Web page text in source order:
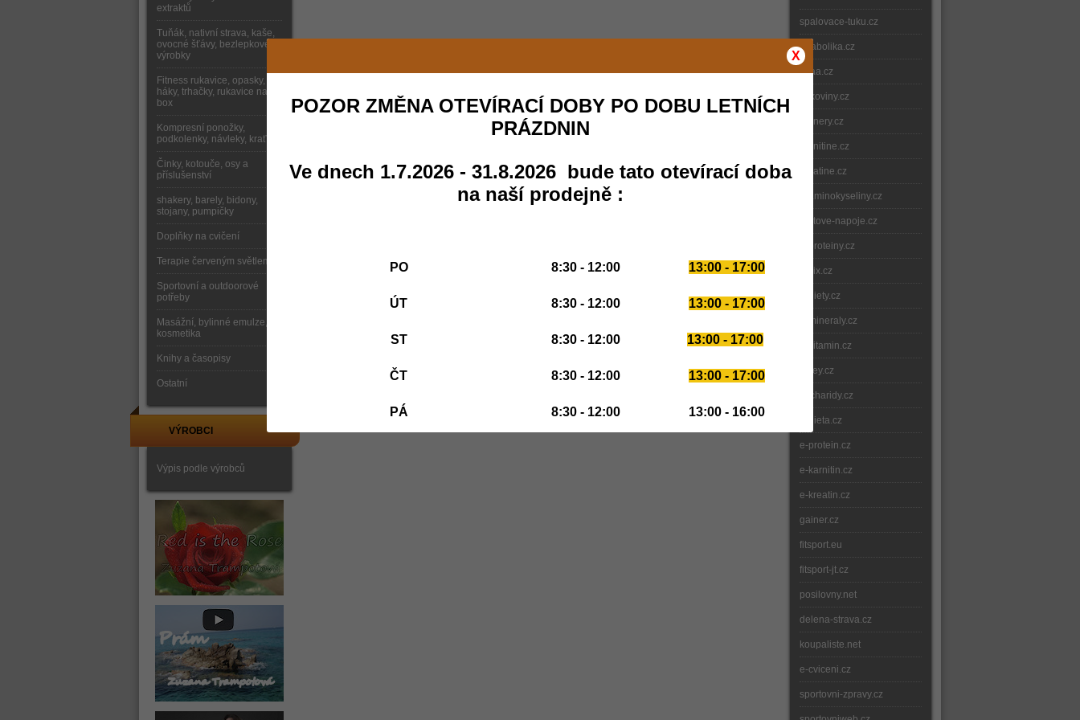
extraktů
Tuňák, nativní strava, kaše,
ovocné šťávy, bezlepkové
výrobky
Fitness rukavice, opasky,
háky, trhačky, rukavice na
box
Kompresní ponožky,
podkolenky, návleky, kraťasy
Činky, kotouče, osy a
příslušenství
shakery, barely, bidony,
stojany, pumpičky
Doplňky na cvičení
Terapie červeným světlem
Sportovní a outdoorové
potřeby
Masážní, bylinné emulze,
kosmetika
Knihy a časopisy
Ostatní
VÝROBCI
Výpis podle výrobců
spalovace-tuku.cz
anabolika.cz
bcaa.cz
bilkoviny.cz
gainery.cz
carnitine.cz
creatine.cz
e-aminokyseliny.cz
iontove-napoje.cz
e-proteiny.cz
nitrix.cz
e-diety.cz
e-mineraly.cz
e-vitamin.cz
whey.cz
sacharidy.cz
e-dieta.cz
e-protein.cz
e-karnitin.cz
e-kreatin.cz
gainer.cz
fitsport.eu
fitsport-jt.cz
posilovny.net
delena-strava.cz
koupaliste.net
e-cviceni.cz
sportovni-zpravy.cz
X
POZOR ZMĚNA OTEVÍRACÍ DOBY PO DOBU LETNÍCH
PRÁZDNIN
Ve dnech 1.7.2026 - 31.8.2026 bude tato otevírací doba
na naší prodejně :
PO 8:30 - 12:00 13:00 - 17:00
ÚT 8:30 - 12:00 13:00 - 17:00
ST 8:30 - 12:00 13:00 - 17:00
ČT 8:30 - 12:00 13:00 - 17:00
PÁ 8:30 - 12:00 13:00 - 16:00